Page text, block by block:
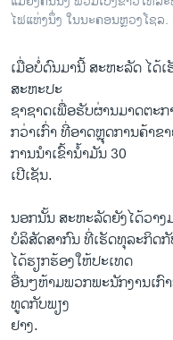
ໄຟແຫ່ງນຶ່ງ ໃນນະຄອນຫຼວງໂຊລ.
ເມື່ອບໍ່ດົນມານີ້ ສະຫະລັດ ໄດ້
ສະຫະປະ
ຊາຊາດເພື່ອຮັບຜ່ານມາດຕະ
ກວ່າເກົ່າ ທີ່ອາດຫຼຸດການຄ້າຂ
ການນຳເຂົ້ານໍ້າມັນ 30
ເປີເຊັນ.
ນອກນັ້ນ ສະຫະລັດຍັງໄດ້ວາ
ບໍລິສັດສາກົນ ທີ່ເຮັດທຸລະກິດ
ໄດ້ຮຽກຮ້ອງໃຫ້ປະເທດ
ອື່ນໆຫ້າມພວກພະນັກງານເ
ທູດກັບພຽງ
ຢາງ.